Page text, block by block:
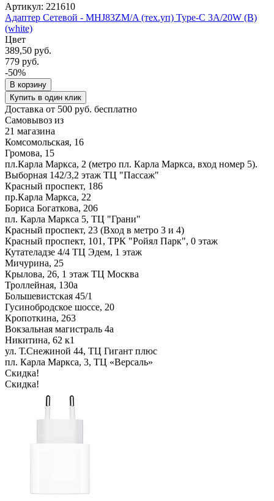
Артикул: 221610
Адаптер Сетевой - MHJ83ZM/A (тех.уп) Type-C 3A/20W (B)
(white)
Цвет
389,50 руб.
779 руб.
-50%
В корзину
Купить в один клик
Доставка от 500 руб. бесплатно
Самовывоз из
21 магазина
Комсомольская, 16
Громова, 15
пл.Карла Маркса, 2 (метро пл. Карла Маркса, вход номер 5).
Выборная 142/3,2 этаж ТЦ "Пассаж"
Красный проспект, 186
пр.Карла Маркса, 22
Бориса Богаткова, 206
пл. Карла Маркса 5, ТЦ "Грани"
Красный проспект, 23 (Вход в метро 3 и 4)
Красный проспект, 101, ТРК "Ройял Парк", 0 этаж
Кутателадзе 4/4 ТЦ Эдем, 1 этаж
Мичурина, 25
Крылова, 26, 1 этаж ТЦ Москва
Троллейная, 130а
Большевистская 45/1
Гусинобродское шоссе, 20
Кропоткина, 263
Вокзальная магистраль 4а
Никитина, 62 к1
ул. Т.Снежиной 44, ТЦ Гигант плюс
пл. Карла Маркса, 3, ТЦ «Версаль»
Скидка!
Скидка!